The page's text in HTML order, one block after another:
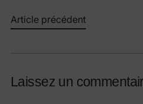
Article précédent
Laissez un